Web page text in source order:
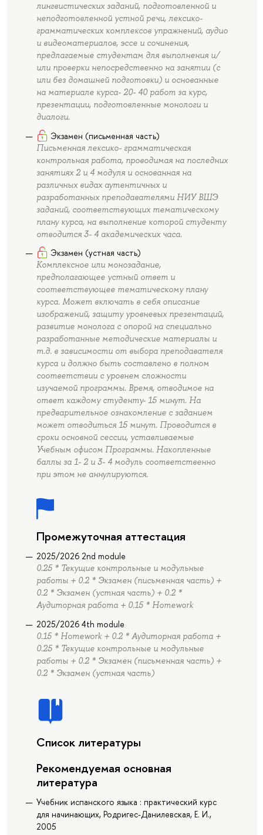
лингвистических заданий, подготовленной и
неподготовленной устной речи, лексико-
грамматических комплексов упражнений, аудио
и видеоматериалов, эссе и сочинения,
предлагаемые студентам для выполнения и/
или проверки непосредственно на занятии (с
или без домашней подготовки) и основанные
на материале курса- 20- 40 работ за курс,
презентации, подготовленные монологи и
диалоги.
Экзамен (письменная часть)
Письменная лексико- грамматическая
контрольная работа, проводимая на последних
занятиях 2 и 4 модуля и основанная на
различных видах аутентичных и
разработанных преподавателями НИУ ВШЭ
заданий, соответствующих тематическому
плану курса, на выполнение которой студенту
отводится 3- 4 академических часа.
Экзамен (устная часть)
Комплексное или монозадание,
предполагающее устный ответ и
соответствующее тематическому плану
курса. Может включать в себя описание
изображений, защиту уровневых презентаций,
развитие монолога с опорой на специально
разработанные методические материалы и
т.д. в зависимости от выбора преподавателя
курса и должно быть составлено в полном
соответствии с уровнем сложности
изучаемой программы. Время, отводимое на
ответ каждому студенту- 15 минут. На
предварительное ознакомление с заданием
может отводиться 15 минут. Проводится в
сроки основной сессии, уставливаемые
Учебным офисом Программы. Накопленные
баллы за 1- 2 и 3- 4 модуль соответственно
при этом не аннулируются.
Промежуточная аттестация
2025/2026 2nd module
0.25 * Текущие контрольные и модульные
работы + 0.2 * Экзамен (письменная часть) +
0.2 * Экзамен (устная часть) + 0.2 *
Аудиторная работа + 0.15 * Homework
2025/2026 4th module
0.15 * Homework + 0.2 * Аудиторная работа +
0.25 * Текущие контрольные и модульные
работы + 0.2 * Экзамен (письменная часть) +
0.2 * Экзамен (устная часть)
Список литературы
Рекомендуемая основная
литература
Учебник испанского языка : практический курс
для начинающих, Родригес-Данилевская, Е. И.,
2005